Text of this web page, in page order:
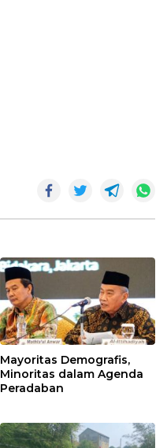
Mayoritas Demografis,
Minoritas dalam Agenda
Peradaban